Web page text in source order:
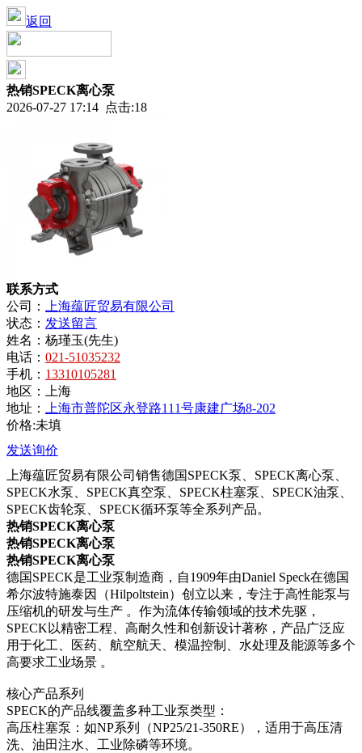
返回
热销SPECK离心泵
2026-07-27 17:14 点击:18
联系方式
公司：
上海蕴匠贸易有限公司
状态： 发送留言
姓名： 杨瑾玉(先生)
电话： 021-51035232
手机： 13310105281
地区：
上海
地址：
上海市普陀区永登路111号康建广场8-202
价格:未填
发送询价
上海蕴匠贸易有限公司销售德国SPECK泵、SPECK离心泵、
SPECK水泵、SPECK真空泵、SPECK柱塞泵、SPECK油泵、
SPECK齿轮泵、SPECK循环泵等全系列产品。
热销SPECK离心泵
热销SPECK离心泵
热销SPECK离心泵
德国SPECK是工业泵制造商，自1909年由Daniel Speck在德国
希尔波特施泰因（Hilpoltstein）创立以来，专注于高性能泵与
压缩机的研发与生产 。作为流体传输领域的技术先驱，
SPECK以精密工程、高耐久性和创新设计著称，产品广泛应
用于化工、医药、航空航天、模温控制、水处理及能源等多个
高要求工业场景 。
核心产品系列
SPECK的产品线覆盖多种工业泵类型：
高压柱塞泵：如NP系列（NP25/21-350RE），适用于高压清
洗、油田注水、工业除磷等环境。